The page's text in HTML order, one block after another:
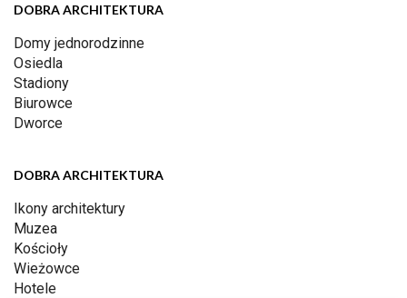
DOBRA ARCHITEKTURA
Domy jednorodzinne
Osiedla
Stadiony
Biurowce
Dworce
DOBRA ARCHITEKTURA
Ikony architektury
Muzea
Kościoły
Wieżowce
Hotele